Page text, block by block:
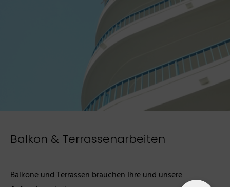
Balkon & Terrassenarbeiten
Balkone und Terrassen brauchen Ihre und unsere